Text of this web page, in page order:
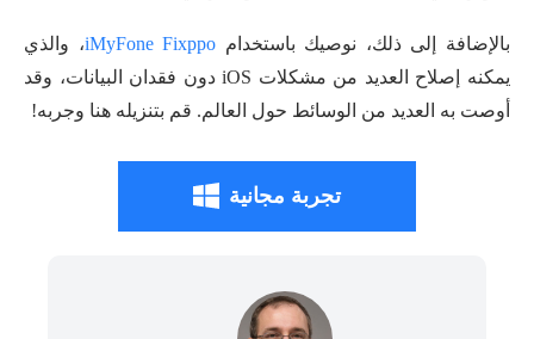
بالإضافة إلى ذلك، نوصيك باستخدام iMyFone Fixppo، والذي
يمكنه إصلاح العديد من مشكلات iOS دون فقدان البيانات، وقد
أوصت به العديد من الوسائط حول العالم. قم بتنزيله هنا وجربه!
تجربة مجانية